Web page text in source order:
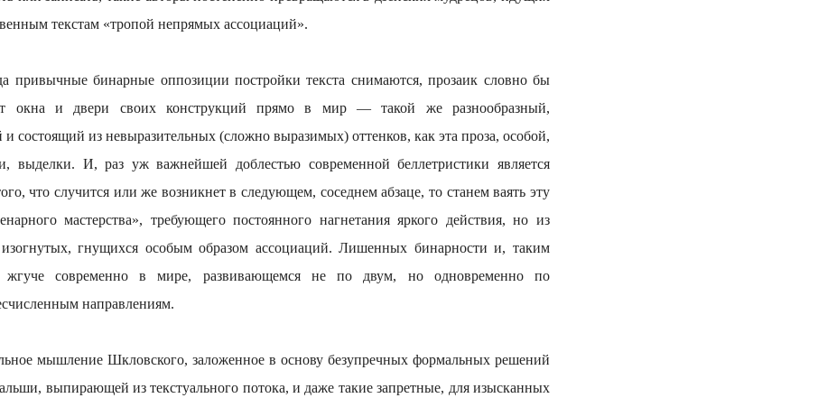
текстам «тропой непрямых ассоциаций».
бинарные оппозиции постройки текста снимаются, прозаик словно бы
окна и двери своих конструкций прямо в мир — такой же разнообразный,
и состоящий из невыразительных (сложно выразимых) оттенков, как эта проза, особой,
выделки. И, раз уж важнейшей доблестью современной беллетристики является
что случится или же возникнет в следующем, соседнем абзаце, то станем ваять эту
мастерства», требующего постоянного нагнетания яркого действия, но из
изогнутых, гнущихся особым образом ассоциаций. Лишенных бинарности и, таким
жгуче современно в мире, развивающемся не по двум, но одновременно по
направлениям.
Шкловского, заложенное в основу безупречных формальных решений
выпирающей из текстуального потока, и даже такие запретные, для изысканных